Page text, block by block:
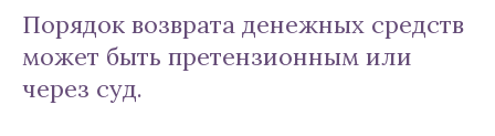
Порядок возврата денежных средств
может быть претензионным или
через суд.